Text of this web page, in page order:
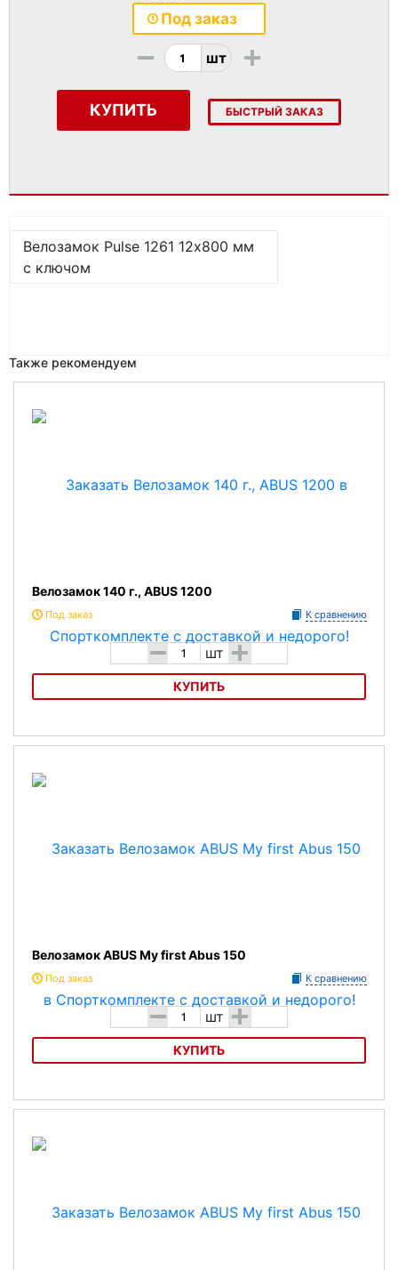
Под заказ
- шт +
КУПИТЬ БЫСТРЫЙ ЗАКАЗ
Велозамок Pulse 1261 12х800 мм
с ключом
Также рекомендуем
Велозамок 140 г., ABUS 1200
Под заказ К сравнению
- шт +
КУПИТЬ
Велозамок 140 г., ABUS 1200
Велозамок ABUS My first Abus 150
Под заказ К сравнению
- шт +
КУПИТЬ
ВелозамокABUS My first Abus 150
Характеристика: